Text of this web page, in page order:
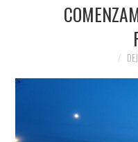
ESCAPADAS
#ARVI